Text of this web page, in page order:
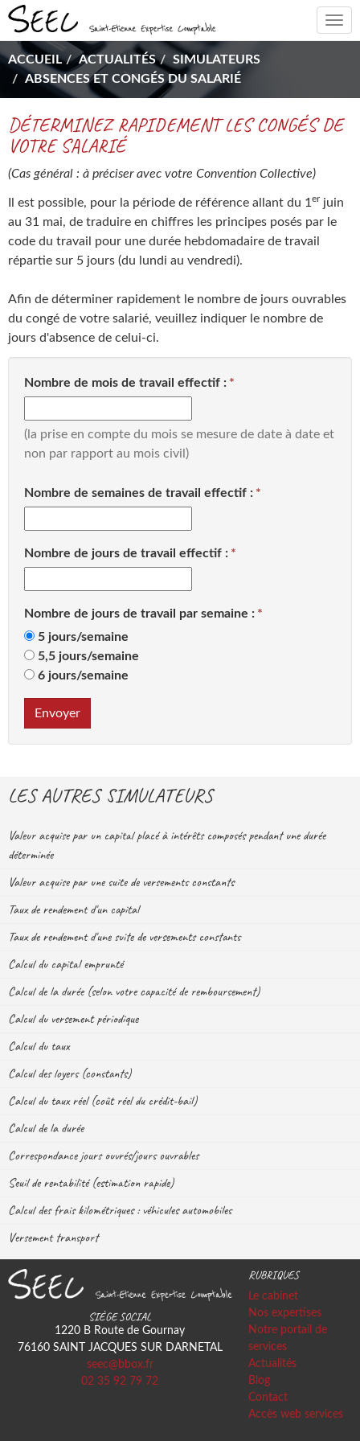
ACCUEIL
ACTUALITÉS
SIMULATEURS
ABSENCES ET CONGÉS DU SALARIÉ
DÉTERMINEZ RAPIDEMENT LES CONGÉS DE
VOTRE SALARIÉ
(Cas général : à préciser avec votre Convention Collective)
Il est possible, pour la période de référence allant du 1 er juin
au 31 mai, de traduire en chiffres les principes posés par le
code du travail pour une durée hebdomadaire de travail
répartie sur 5 jours (du lundi au vendredi).
Afin de déterminer rapidement le nombre de jours ouvrables
du congé de votre salarié, veuillez indiquer le nombre de
jours d'absence de celui-ci.
Nombre de mois de travail effectif :
(la prise en compte du mois se mesure de date à date et
non par rapport au mois civil)
Nombre de semaines de travail effectif :
Nombre de jours de travail effectif :
Nombre de jours de travail par semaine :
5 jours/semaine
5,5 jours/semaine
6 jours/semaine
Envoyer
LES AUTRES SIMULATEURS
Valeur acquise par un capital placé à intérêts composés pendant une durée
déterminée
Valeur acquise par une suite de versements constants
Taux de rendement d'un capital
Taux de rendement d'une suite de versements constants
Calcul du capital emprunté
Calcul de la durée (selon votre capacité de remboursement)
Calcul du versement périodique
Calcul du taux
Calcul des loyers (constants)
Calcul du taux réel (coût réel du crédit-bail)
Calcul de la durée
Correspondance jours ouvrés/jours ouvrables
Seuil de rentabilité (estimation rapide)
Calcul des frais kilométriques : véhicules automobiles
Versement transport
SIÈGE SOCIAL
1220 B Route de Gournay
76160 SAINT JACQUES SUR DARNETAL
seec@bbox.fr
02 35 92 79 72
RUBRIQUES
Le cabinet
Nos expertises
Notre portail de
services
Actualités
Blog
Contact
Accès web services